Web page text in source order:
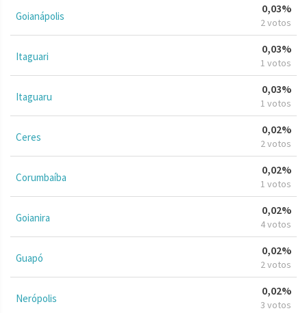
Goianápolis
0,03%
2 votos
Itaguari
0,03%
1 votos
Itaguaru
0,03%
1 votos
Ceres
0,02%
2 votos
Corumbaíba
0,02%
1 votos
Goianira
0,02%
4 votos
Guapó
0,02%
2 votos
Nerópolis
0,02%
3 votos